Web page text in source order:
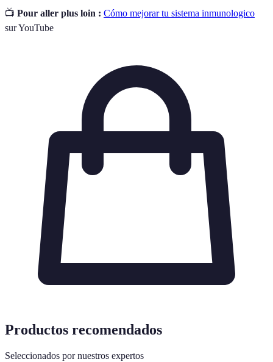
📺 Pour aller plus loin : Cómo mejorar tu sistema inmunologico
sur YouTube
Productos recomendados
Seleccionados por nuestros expertos